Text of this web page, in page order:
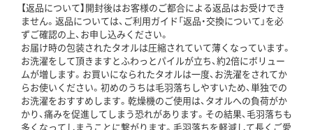
【返品について】開封後はお客様のご都合による返品はお受けでき
ません。返品については、ご利用ガイド「返品・交換について」を必
ずご確認の上、お申し込みください。
お届け時の包装されたタオルは圧縮されていて薄くなっています。
お洗濯をして頂きますとふわっとパイルが立ち、約2倍にボリュー
ムが増します。お買いになられたタオルは一度、お洗濯をされてか
らお使いください。初めのうちは毛羽落ちしやすいため、単独での
お洗濯をおすすめします。乾燥機のご使用は、タオルへの負荷がか
かり、痛みを促進してしまう恐れがあります。その結果、毛羽落ちも
多くなってしまうことに繋がります。毛羽落ちを軽減して長くご愛